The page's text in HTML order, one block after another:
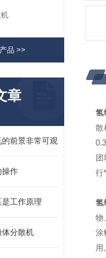
品 >>
章
前景非常可观
操作
工作原理
体分散机
氢
散
团
行
氢
物
涂
用